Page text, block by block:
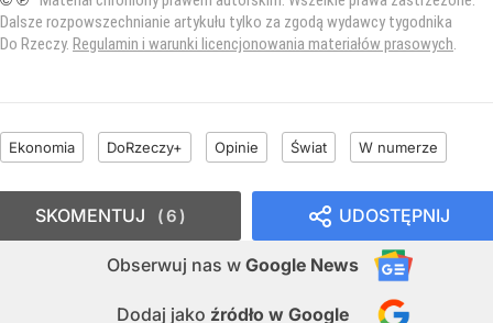
Dalsze rozpowszechnianie artykułu tylko za zgodą wydawcy tygodnika
Do Rzeczy. Regulamin i warunki licencjonowania materiałów prasowych
Ekonomia DoRzeczy+ Opinie Świat W numerze
UDOSTĘPNIJ
Obserwuj nas w Google News
Dodaj jako źródło w Google
SKOMENTUJ 6